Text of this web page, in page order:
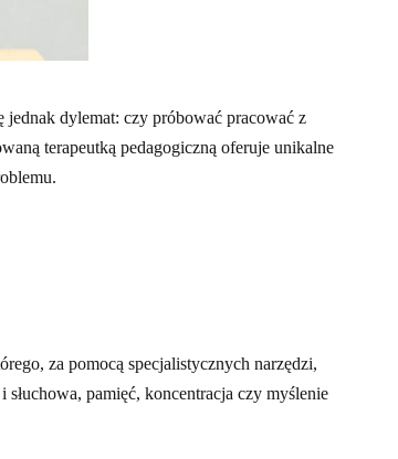
jednak dylemat: czy próbować pracować z
terapeutką pedagogiczną oferuje unikalne
za pomocą specjalistycznych narzędzi,
pamięć, koncentracja czy myślenie